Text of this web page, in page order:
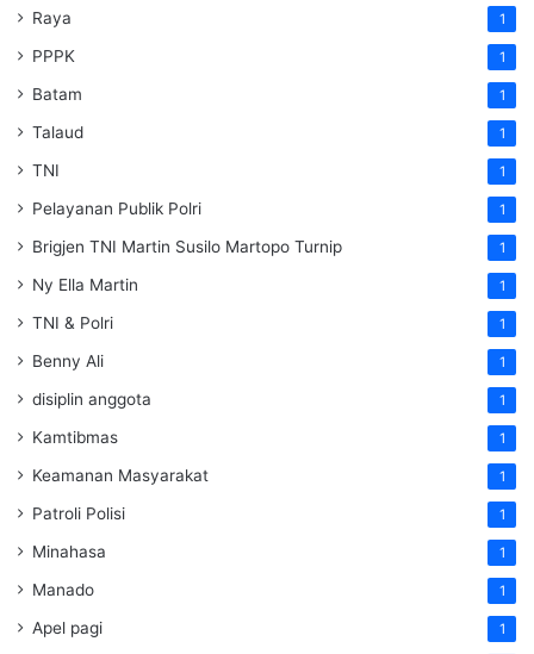
Raya 1
PPPK 1
Batam 1
Talaud 1
TNI 1
Pelayanan Publik Polri 1
Brigjen TNI Martin Susilo Martopo Turnip 1
Ny Ella Martin 1
TNI & Polri 1
Benny Ali 1
disiplin anggota 1
Kamtibmas 1
Keamanan Masyarakat 1
Patroli Polisi 1
Minahasa 1
Manado 1
Apel pagi 1